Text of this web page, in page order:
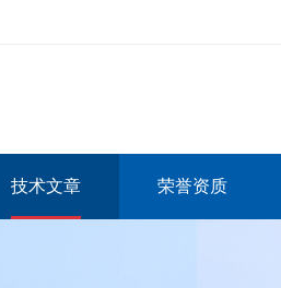
技术文章 荣誉资质